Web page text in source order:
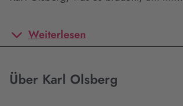
Weiterlesen
Über Karl Olsberg